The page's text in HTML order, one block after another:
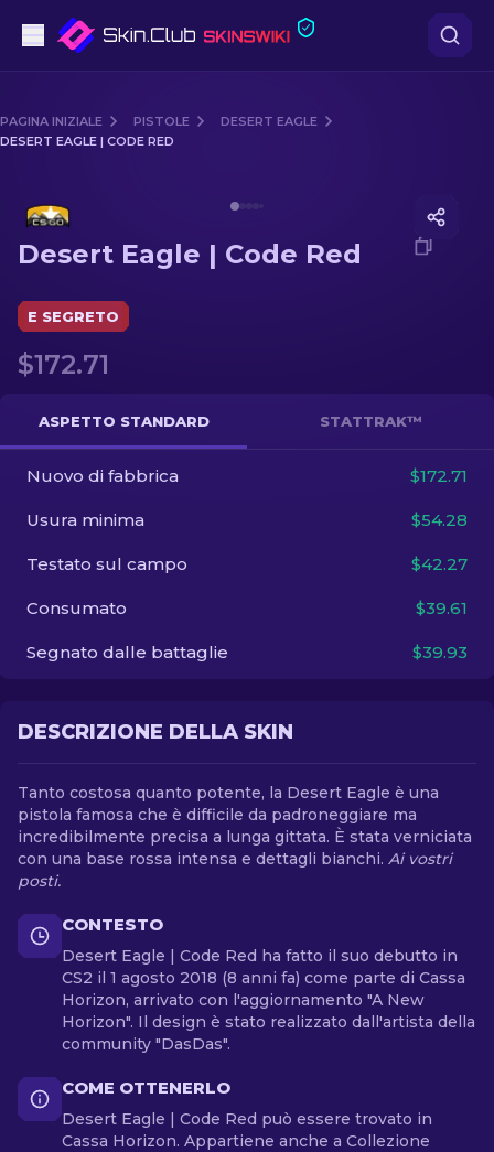
Fascia media
Fucile
Fucile di precisione
Coltelli
Guanto
Casse
Altro
PAGINA INIZIALE PISTOLE
DESERT EAGLE
DESERT EAGLE | CODE RED
Desert Eagle | Code Red
E SEGRETO
$172.71
ASPETTO STANDARD STATTRAK™
Nuovo di fabbrica $172.71
Usura minima $54.28
Testato sul campo $42.27
Consumato $39.61
Segnato dalle battaglie $39.93
DESCRIZIONE DELLA SKIN
Tanto costosa quanto potente, la Desert Eagle è una
pistola famosa che è difficile da padroneggiare ma
incredibilmente precisa a lunga gittata. È stata verniciata
con una base rossa intensa e dettagli bianchi. Ai vostri
posti.
CONTESTO
Desert Eagle | Code Red ha fatto il suo debutto in
CS2 il 1 agosto 2018 (8 anni fa) come parte di Cassa
Horizon, arrivato con l'aggiornamento "A New
Horizon". Il design è stato realizzato dall'artista della
community "DasDas".
COME OTTENERLO
Desert Eagle | Code Red può essere trovato in
Cassa Horizon. Appartiene anche a Collezione